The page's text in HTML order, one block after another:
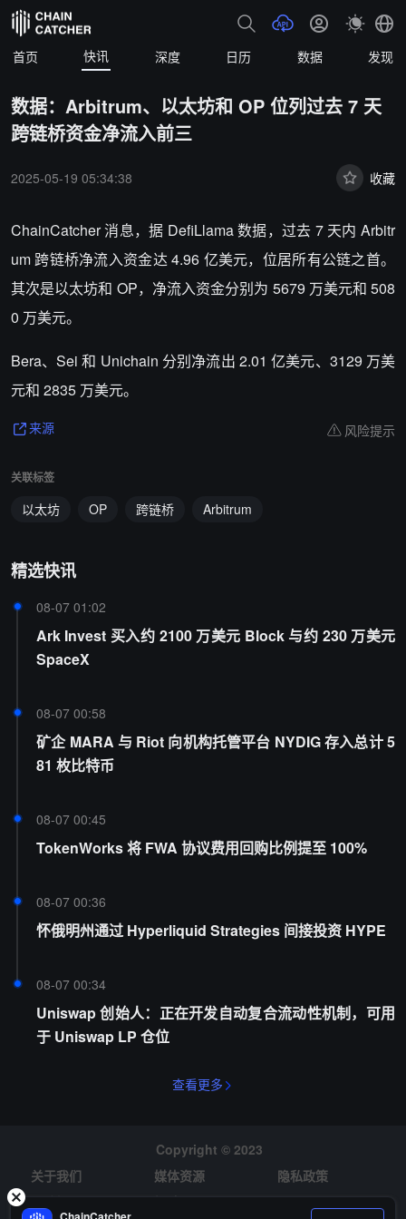
首页 快讯 深度 日历 数据 发现
数据：Arbitrum、以太坊和 OP 位列过去 7 天
跨链桥资金净流入前三
2025-05-19 05:34:38 收藏
ChainCatcher 消息，据 DefiLlama 数据，过去 7 天内 Arbitr
um 跨链桥净流入资金达 4.96 亿美元，位居所有公链之首。
其次是以太坊和 OP，净流入资金分别为 5679 万美元和 508
0 万美元。
Bera、Sei 和 Unichain 分别净流出 2.01 亿美元、3129 万美
元和 2835 万美元。
来源 风险提示
关联标签
以太坊 OP 跨链桥 Arbitrum
精选快讯
08-07 01:02
Ark Invest 买入约 2100 万美元 Block 与约 230 万美元
SpaceX
08-07 00:58
矿企 MARA 与 Riot 向机构托管平台 NYDIG 存入总计 5
81 枚比特币
08-07 00:45
TokenWorks 将 FWA 协议费用回购比例提至 100%
08-07 00:36
怀俄明州通过 Hyperliquid Strategies 间接投资 HYPE
08-07 00:34
Uniswap 创始人：正在开发自动复合流动性机制，可用
于 Uniswap LP 仓位
查看更多
Copyright © 2023
关于我们
媒体资源
隐私政策
风险提示
招聘